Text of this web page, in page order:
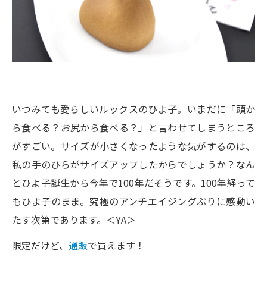
いつみても愛らしいルックスのひよ子。いまだに「頭か
ら食べる？お尻から食べる？」と言わせてしまうところ
がすごい。サイズが小さくなったような気がするのは、
私の手のひらがサイズアップしたからでしょうか？なん
とひよ子誕生から今年で100年だそうです。100年経って
もひよ子のまま。究極のアンチエイジングぶりに感動い
たす次第であります。＜YA＞
限定だけど、 通販で買えます！